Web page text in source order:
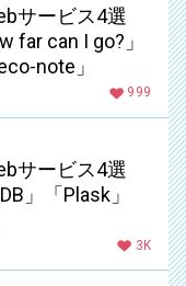
サービス4選
far can I go?」
note」
999
サービス4選
」「Plask」
3K